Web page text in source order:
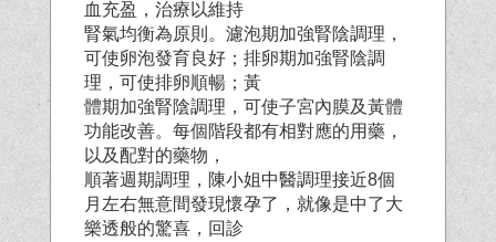
血充盈，治療以維持
腎氣均衡為原則。濾泡期加強腎陰調理，
可使卵泡發育良好；排卵期加強腎陰調
理，可使排卵順暢；黃
體期加強腎陰調理，可使子宮內膜及黃體
功能改善。每個階段都有相對應的用藥，
以及配對的藥物，
順著週期調理，陳小姐中醫調理接近8個
月左右無意間發現懷孕了，就像是中了大
樂透般的驚喜，回診